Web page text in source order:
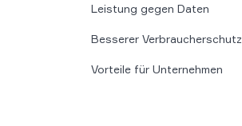
Leistung gegen Daten
Besserer Verbraucherschutz
Vorteile für Unternehmen